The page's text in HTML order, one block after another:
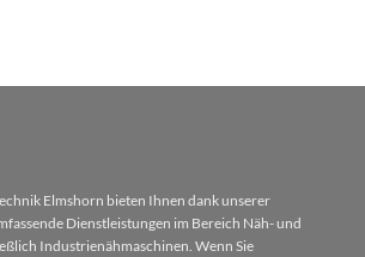
Elmshorn bieten Ihnen dank unserer
Dienstleistungen im Bereich Näh- und
Industrienähmaschinen. Wenn Sie